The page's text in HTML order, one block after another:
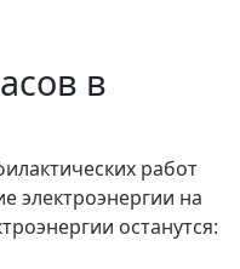
в
работ
электроэнергии на
останутся: